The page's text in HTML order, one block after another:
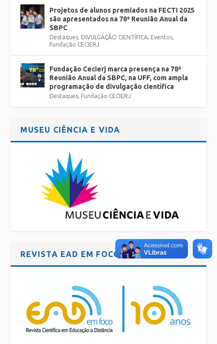
Projetos de alunos premiados na FECTI 2025
são apresentados na 78ª Reunião Anual da
SBPC
Destaques, DIVULGAÇÃO CIENTÍFICA, Eventos,
Fundação CECIERJ
Fundação Cecierj marca presença na 78ª
Reunião Anual da SBPC, na UFF, com ampla
programação de divulgação científica
Destaques, Fundação CECIERJ
MUSEU CIÊNCIA E VIDA
REVISTA EAD EM FOCO